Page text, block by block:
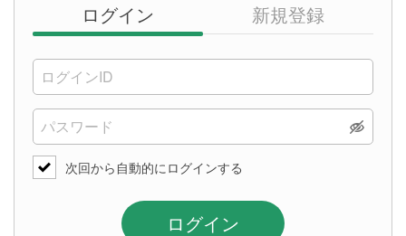
ログイン 新規登録
次回から自動的にログインする
ログイン